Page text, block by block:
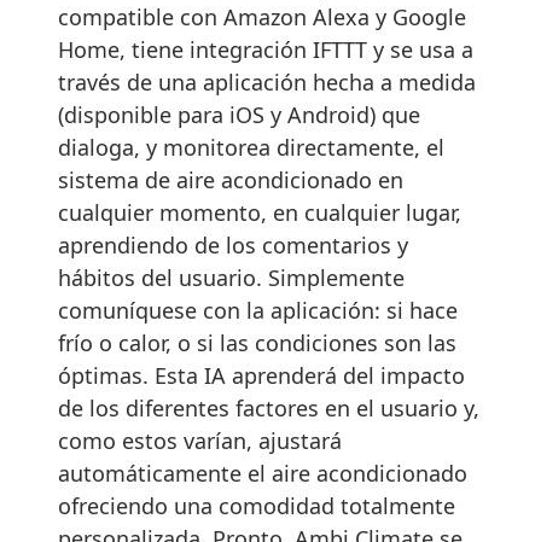
compatible con Amazon Alexa y Google
Home, tiene integración IFTTT y se usa a
través de una aplicación hecha a medida
(disponible para iOS y Android) que
dialoga, y monitorea directamente, el
sistema de aire acondicionado en
cualquier momento, en cualquier lugar,
aprendiendo de los comentarios y
hábitos del usuario. Simplemente
comuníquese con la aplicación: si hace
frío o calor, o si las condiciones son las
óptimas. Esta IA aprenderá del impacto
de los diferentes factores en el usuario y,
como estos varían, ajustará
automáticamente el aire acondicionado
ofreciendo una comodidad totalmente